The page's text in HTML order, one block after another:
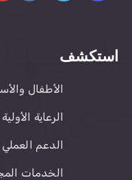
استكشف
الأطفال
الرعاية الأولية
الدعم
الخدمات